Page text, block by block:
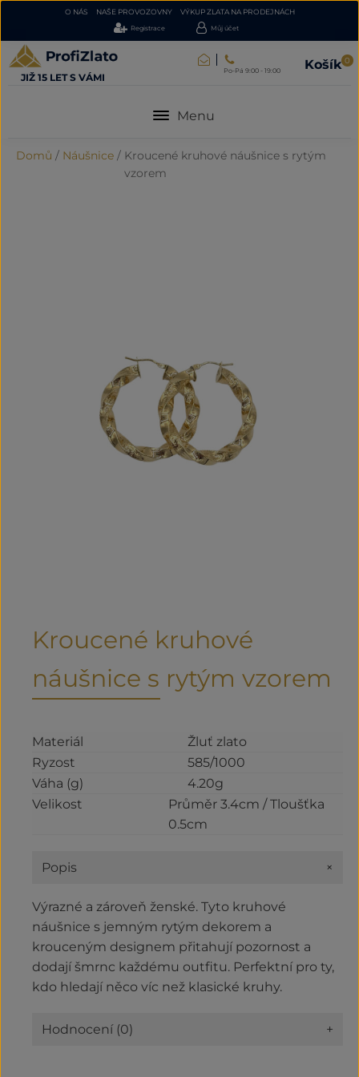
O NÁS NAŠE PROVOZOVNY VÝKUP ZLATA NA PRODEJNÁCH
Registrace Můj účet
JIŽ 15 LET S VÁMI
Po-Pá 9:00 - 19:00 Košík 0
Menu
Domů / Náušnice / Kroucené kruhové náušnice s rytým
vzorem
Kroucené kruhové
náušnice s rytým vzorem
Materiál
Žluť zlato
Ryzost
585/1000
Váha (g)
4.20g
Velikost
Průměr 3.4cm / Tloušťka
0.5cm
Popis +
Výrazné a zároveň ženské. Tyto kruhové
náušnice s jemným rytým dekorem a
krouceným designem přitahují pozornost a
dodají šmrnc každému outfitu. Perfektní pro ty,
kdo hledají něco víc než klasické kruhy.
Hodnocení (0) +